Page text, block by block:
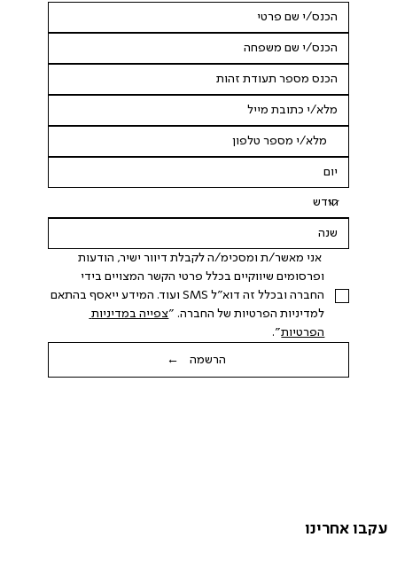
עקבו אחרינו
אני מאשר/ת ומסכימ/ה לקבלת דיוור ישיר, הודעות
החברה ובכלל זה דוא"ל SMS ועוד. המידע ייאסף בהתאם
למדיניות הפרטיות של החברה. "
צפייה במדיניות
הפרטיות".
הרשמה ←